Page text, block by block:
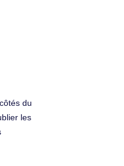
du
les